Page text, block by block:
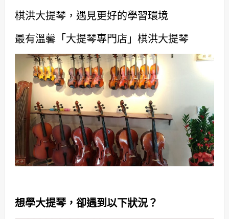
棋洪大提琴，遇見更好的學習環境
最有溫馨「大提琴專門店」棋洪大提琴
想學大提琴，卻遇到以下狀況？